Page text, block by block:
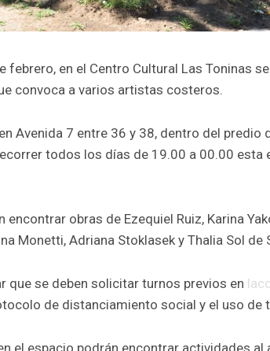
febrero, en el Centro Cultural Las Toninas
convoca a varios artistas costeros.
Avenida 7 entre 36 y 38, dentro del predio
todos los días de 19.00 a 00.00 esta
encontrar obras de Ezequiel Ruiz, Karina
Monetti, Adriana Stoklasek y Thalia Sol de
que se deben solicitar turnos previos en
de distanciamiento social y el uso de